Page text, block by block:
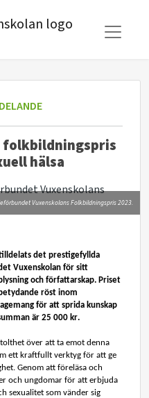
folkbildningspris
hälsa
Vuxenskolans Folkbildningspris 2023.
det prestigefyllda
Vuxenskolan för sitt
och författarskap. Priset
röst inom
för att sprida kunskap
är 25 000 kr.
över att ta emot denna
ett kraftfullt verktyg för att ge
Genom att föreläsa och
och ungdomar för att erbjuda
sexualitet som vänder sig